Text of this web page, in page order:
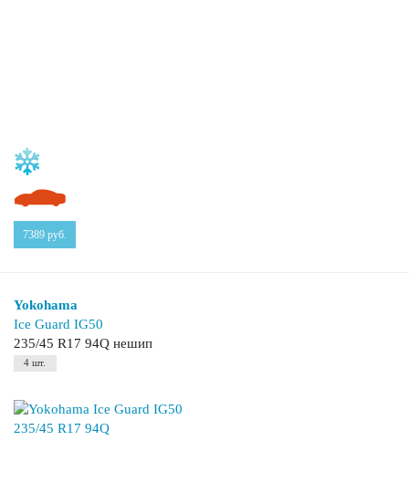
7389 руб.
Yokohama
Ice Guard IG50
235/45 R17 94Q нешип
4 шт.